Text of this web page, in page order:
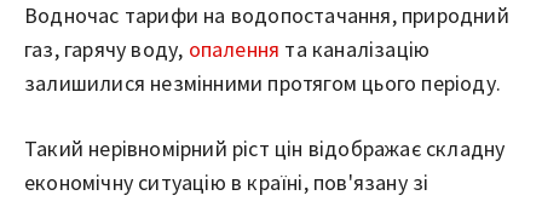
Водночас тарифи на водопостачання, природний
газ, гарячу воду, опалення та каналізацію
залишилися незмінними протягом цього періоду.
Такий нерівномірний ріст цін відображає складну
економічну ситуацію в країні, пов'язану зі